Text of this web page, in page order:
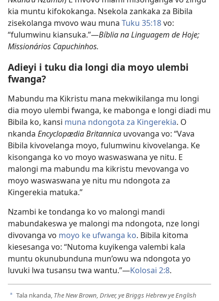
kia muntu kifokokanga. Nsekola zankaka za Bibila
zisekolanga mvovo wau muna Tuku 35:18vo:
“fulumwinu kiansuka.”—Bíblia na Linguagem de Hoje;
Missionários Capuchinhos.
Adieyi i tuku dia longi dia moyo ulembi
fwanga?
Mabundu ma Kikristu mana mekwikilanga mu longi
dia moyo ulembi fwanga, ke mabonga e longi diadi mu
Bibila ko, kansi muna ndongota za Kingerekia. O
nkanda Encyclopædia Britannica uvovanga vo: “Vava
Bibila kivovelanga moyo, fulumwinu kivovelanga. Ke
kisonganga ko vo moyo waswaswana ye nitu. E
malongi ma mabundu ma kikristu mevovanga vo
moyo waswaswana ye nitu mu ndongota za
Kingerekia matuka.”
Nzambi ke tondanga ko vo malongi mandi
mabundakeswa ye malongi ma ndongota, nze longi
divovanga vo moyo ke ufwanga ko. Bibila kitoma
kiesesanga vo: “Nutoma kuyikenga valembi kala
muntu okunubunduna mun’owu wa ndongota yo
luvuki lwa tusansu twa wantu.”—Kolosai 2:8.
a Tala nkanda, The New Brown, Driver, ye Briggs Hebrew ye English